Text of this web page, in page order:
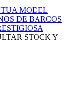
MODEL
DE BARCOS
STOCK Y